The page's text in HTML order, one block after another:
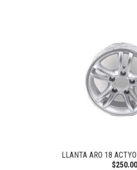
LLANTA ARO 18